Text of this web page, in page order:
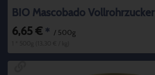
BIO Mascobado Vollrohrzucker
6,65 € * / 500g